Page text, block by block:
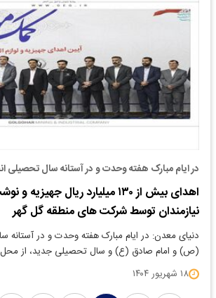
در ایام مبارک هفته وحدت و در آستانه سال تحصیلی
اهدای بیش از ۱۳۰ میلیارد ریال جهیزیه
نیازمندان توسط شرکت های منطقه گل گهر
دنیای معدن: در ایام مبارک هفته وحدت و در آستانه
(ص) و امام صادق (ع) و سال تحصیلی جدید، از
۱۸ شهریور ۱۴۰۴